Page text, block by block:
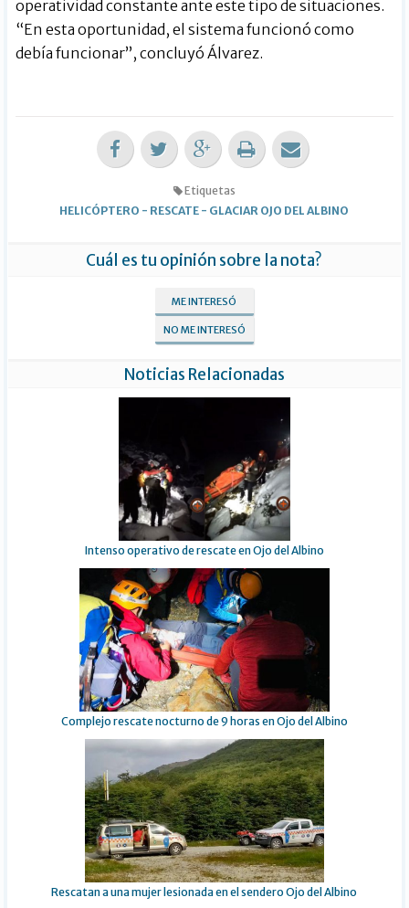
operatividad constante ante este tipo de situaciones.
“En esta oportunidad, el sistema funcionó como
debía funcionar”, concluyó Álvarez.
Etiquetas
HELICÓPTERO - RESCATE - GLACIAR OJO DEL ALBINO
Cuál es tu opinión sobre la nota?
ME INTERESÓ
NO ME INTERESÓ
Noticias Relacionadas
Intenso operativo de rescate en Ojo del Albino
Complejo rescate nocturno de 9 horas en Ojo del Albino
Rescatan a una mujer lesionada en el sendero Ojo del Albino